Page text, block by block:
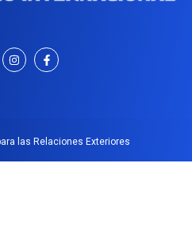
las Relaciones Exteriores